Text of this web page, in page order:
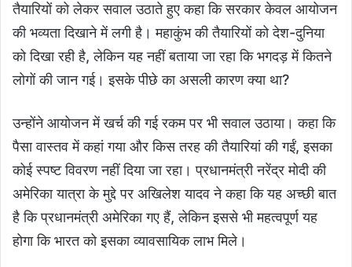
तैयारियों को लेकर सवाल उठाते हुए कहा कि सरकार केवल आयोजन
की भव्यता दिखाने में लगी है। महाकुंभ की तैयारियों को देश-दुनिया
को दिखा रही है, लेकिन यह नहीं बताया जा रहा कि भगदड़ में कितने
लोगों की जान गई। इसके पीछे का असली कारण क्या था?
उन्होंने आयोजन में खर्च की गई रकम पर भी सवाल उठाया। कहा कि
पैसा वास्तव में कहां गया और किस तरह की तैयारियां की गईं, इसका
कोई स्पष्ट विवरण नहीं दिया जा रहा। प्रधानमंत्री नरेंद्र मोदी की
अमेरिका यात्रा के मुद्दे पर अखिलेश यादव ने कहा कि यह अच्छी बात
है कि प्रधानमंत्री अमेरिका गए हैं, लेकिन इससे भी महत्वपूर्ण यह
होगा कि भारत को इसका व्यावसायिक लाभ मिले।